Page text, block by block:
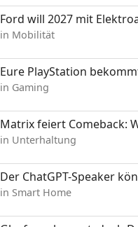
Ford will 2027 mit
in Mobilität
Eure PlayStation
in Gaming
Matrix feiert Comeback:
in Unterhaltung
Der ChatGPT-Speaker
in Smart Home